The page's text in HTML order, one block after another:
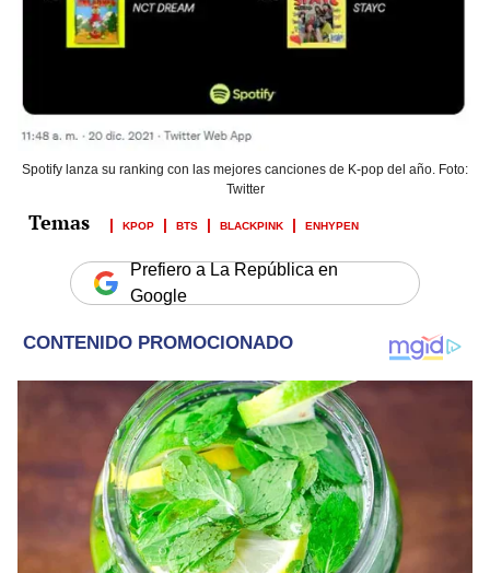
Spotify lanza su ranking con las mejores canciones de K-pop del año. Foto:
Twitter
KPOP BTS BLACKPINK ENHYPEN
Prefiero a La República en
Google